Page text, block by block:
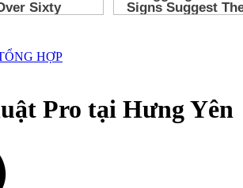
HỢP
Pro tại Hưng Yên